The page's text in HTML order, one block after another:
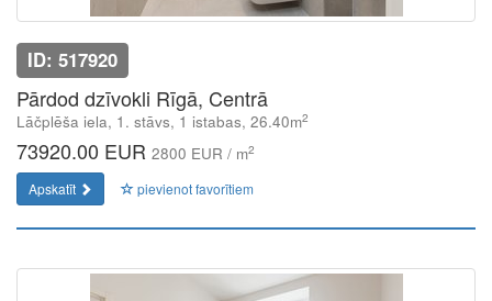
ID: 517920
Pārdod dzīvokli Rīgā, Centrā
Lāčplēša iela, 1. stāvs, 1 istabas, 26.40m2
73920.00 EUR 2800 EUR / m2
Apskatīt pievienot favorītiem